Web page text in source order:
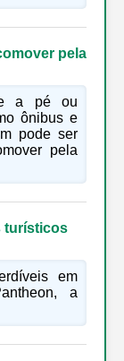
pela
a pé ou
ônibus e
pode ser
pela
turísticos
em
a